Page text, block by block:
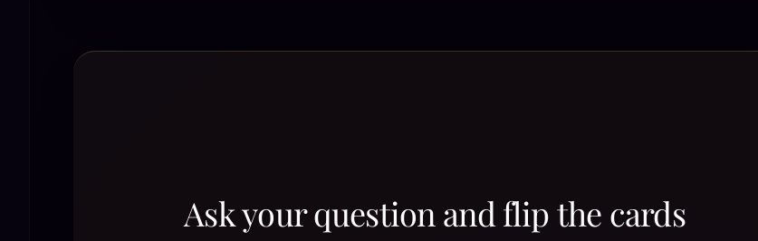
Ask your question and flip the cards